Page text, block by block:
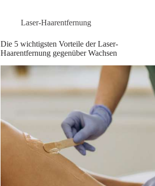
Laser-Haarentfernung
Die 5 wichtigsten Vorteile der Laser-
Haarentfernung gegenüber Wachsen